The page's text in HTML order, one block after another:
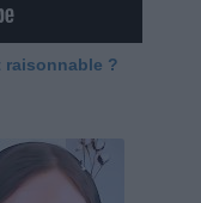
raisonnable ?